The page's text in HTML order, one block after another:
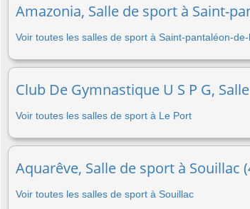
Amazonia, Salle de sport à Saint-
Voir toutes les salles de sport à Saint-pantaléon-
Club De Gymnastique U S P G,
Voir toutes les salles de sport à Le Port
Aquarêve, Salle de sport à Souillac
Voir toutes les salles de sport à Souillac